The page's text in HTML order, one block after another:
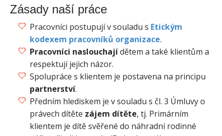
Zásady naší práce
Pracovníci postupují v souladu s Etickým
kodexem pracovníků organizace.
Pracovníci naslouchajídětem a také klientům a
respektují jejich názor.
Spolupráce s klientem je postavena na principu
partnerství.
Předním hlediskem je v souladu s čl. 3 Úmluvy o
právech dítěte zájem dítěte, tj. Primárním
klientem je dítě svěřené do náhradní rodinné